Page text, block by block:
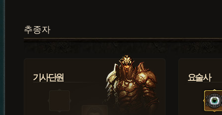
추종자
기사단원 요술사